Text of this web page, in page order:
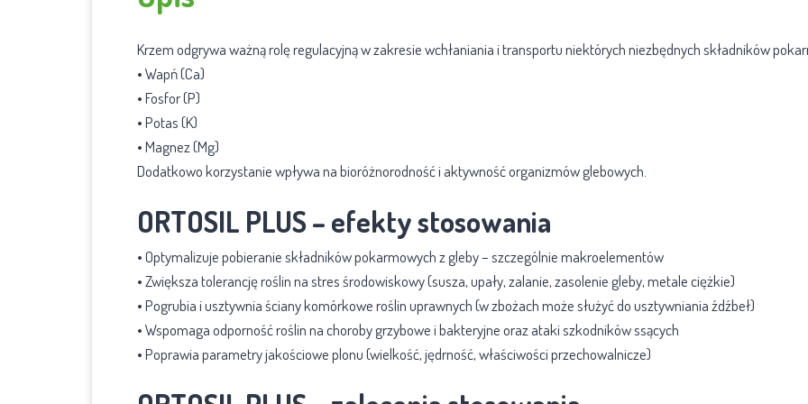
Krzem odgrywa ważną rolę regulacyjną w zakresie wchłaniania i transportu niektórych niezbędnych składników
• Wapń (Ca)
• Fosfor (P)
• Potas (K)
• Magnez (Mg)
Dodatkowo korzystanie wpływa na bioróżnorodność i aktywność organizmów glebowych.
ORTOSIL PLUS – efekty stosowania
• Optymalizuje pobieranie składników pokarmowych z gleby – szczególnie makroelementów
• Zwiększa tolerancję roślin na stres środowiskowy (susza, upały, zalanie, zasolenie gleby, metale ciężkie)
• Pogrubia i usztywnia ściany komórkowe roślin uprawnych (w zbożach może służyć do usztywniania źdźbeł)
• Wspomaga odporność roślin na choroby grzybowe i bakteryjne oraz ataki szkodników ssących
• Poprawia parametry jakościowe plonu (wielkość, jędrność, właściwości przechowalnicze)